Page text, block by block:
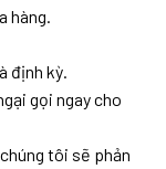
hàng.
định kỳ.
gọi ngay cho
tôi sẽ phản